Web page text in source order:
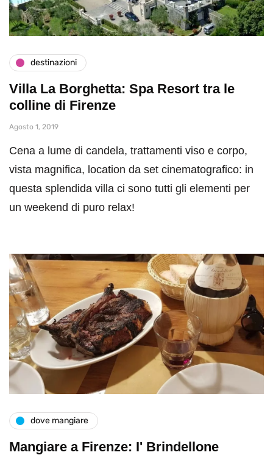
destinazioni
Villa La Borghetta: Spa Resort tra le
colline di Firenze
Agosto 1, 2019
Cena a lume di candela, trattamenti viso e corpo,
vista magnifica, location da set cinematografico: in
questa splendida villa ci sono tutti gli elementi per
un weekend di puro relax!
dove mangiare
Mangiare a Firenze: I' Brindellone